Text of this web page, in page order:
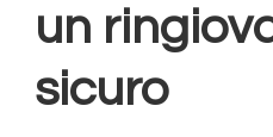
un
sicuro